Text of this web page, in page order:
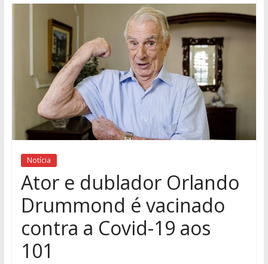
Notícia
Ator e dublador Orlando
Drummond é vacinado
contra a Covid-19 aos
101